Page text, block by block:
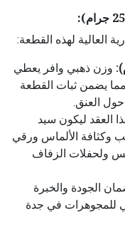
العالية لهذه القطعة:
وزن ذهبي وافر يعطي
يضمن ثبات القطعة
حول العنق.
العقد ليكون سيد
وكثافة الألماس ورقي
ولحفلات الزفاف
الجودة والخبرة
للمجوهرات في جدة